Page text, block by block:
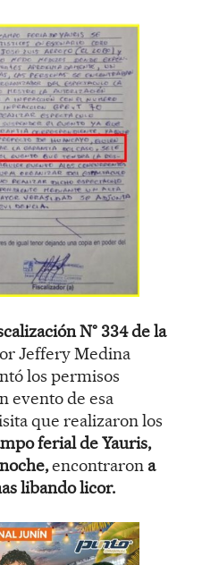
N° 334 de la
Jeffery Medina
los permisos
evento de esa
que realizaron los
ferial de Yauris,
encontraron a
libando licor.